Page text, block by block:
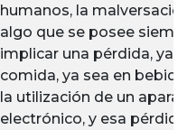
humanos, la
algo que se posee
implicar una pérdida, ya
comida, ya sea en
la utilización de un
electrónico, y esa pérdida